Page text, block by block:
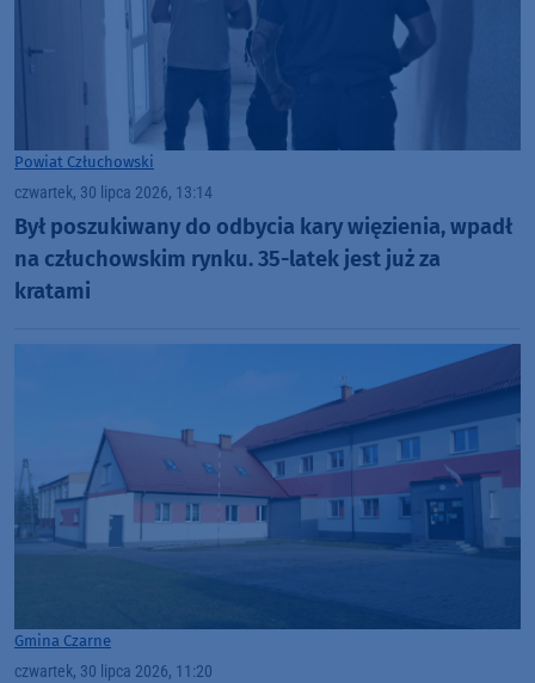
Powiat Człuchowski
czwartek, 30 lipca 2026, 13:14
Był poszukiwany do odbycia kary więzienia, wpadł
na człuchowskim rynku. 35-latek jest już za
kratami
Gmina Czarne
czwartek, 30 lipca 2026, 11:20